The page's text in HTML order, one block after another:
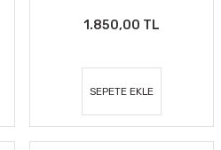
1.850,00 TL
SEPETE EKLE